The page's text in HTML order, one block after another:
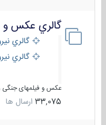
گالري عكس و
گالري
گالري
عکس و فیلمهای جنگی
33,075 ارسال ها